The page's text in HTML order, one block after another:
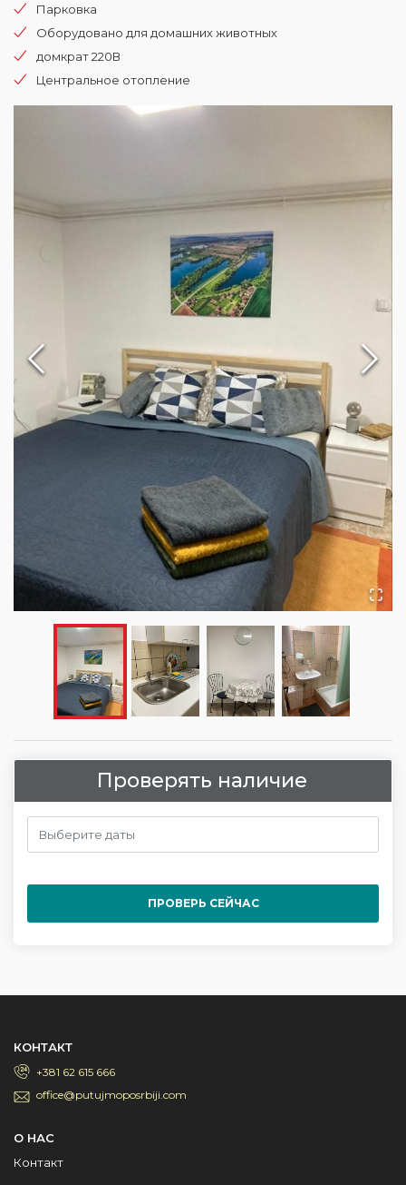
Парковка
Оборудовано для домашних животных
домкрат 220В
Центральное отопление
Проверять наличие
ПРОВЕРЬ СЕЙЧАС
КОНТАКТ
+381 62 615 666
office@putujmoposrbiji.com
О НАС
Контакт